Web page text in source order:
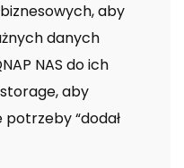
aby
danych
NAS do ich
aby
“dodał